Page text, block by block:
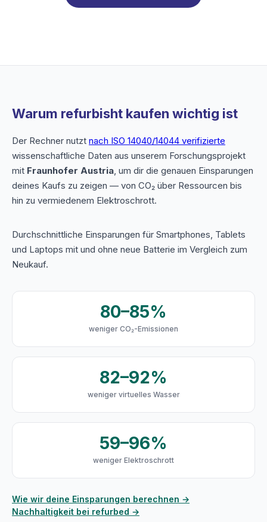
Warum refurbisht kaufen wichtig ist
Der Rechner nutzt nach ISO 14040/14044 verifizierte
wissenschaftliche Daten aus unserem Forschungsprojekt
mit Fraunhofer Austria, um dir die genauen Einsparungen
deines Kaufs zu zeigen — von CO₂ über Ressourcen bis
hin zu vermiedenem Elektroschrott.
Durchschnittliche Einsparungen für Smartphones, Tablets
und Laptops mit und ohne neue Batterie im Vergleich zum
Neukauf.
80–85%
weniger CO₂-Emissionen
82–92%
weniger virtuelles Wasser
59–96%
weniger Elektroschrott
Wie wir deine Einsparungen berechnen →
Nachhaltigkeit bei refurbed →